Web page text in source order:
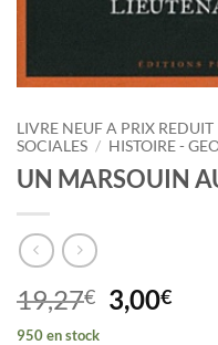
LIVRE NEUF A PRIX REDUIT
SOCIALES / HISTOIRE -
UN MARSOUIN
19,27€ Le
prix
3,00€Le
950 en stock